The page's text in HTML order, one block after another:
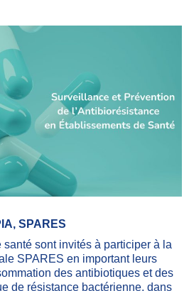
, SPARES
santé sont invités à participer à la
SPARES en important leurs
des antibiotiques et des
de résistance bactérienne, dans